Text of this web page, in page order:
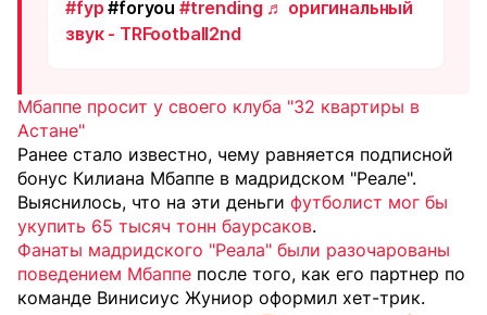
#fyp #foryou #trending ♬ оригинальный
звук - TRFootball2nd
Мбаппе просит у своего клуба "32 квартиры в
Астане"
Ранее стало известно, чему равняется подписной
бонус Килиана Мбаппе в мадридском "Реале".
Выяснилось, что на эти деньги футболист мог бы
укупить 65 тысяч тонн баурсаков.
Фанаты мадридского "Реала" были разочарованы
поведением Мбаппе после того, как его партнер по
команде Винисиус Жуниор оформил хет-трик.